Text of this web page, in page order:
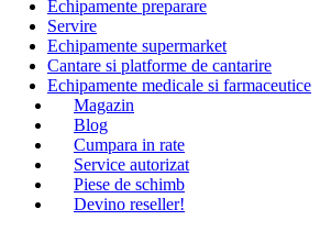
Echipamente preparare
Servire
Echipamente supermarket
Cantare si platforme de cantarire
Echipamente medicale si farmaceutice
Magazin
Blog
Cumpara in rate
Service autorizat
Piese de schimb
Devino reseller!